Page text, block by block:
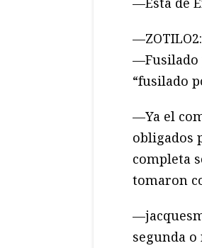
—ZOTILO2:
—Fusilado
“fusilado
—Ya el
obligados
completa
tomaron
segunda